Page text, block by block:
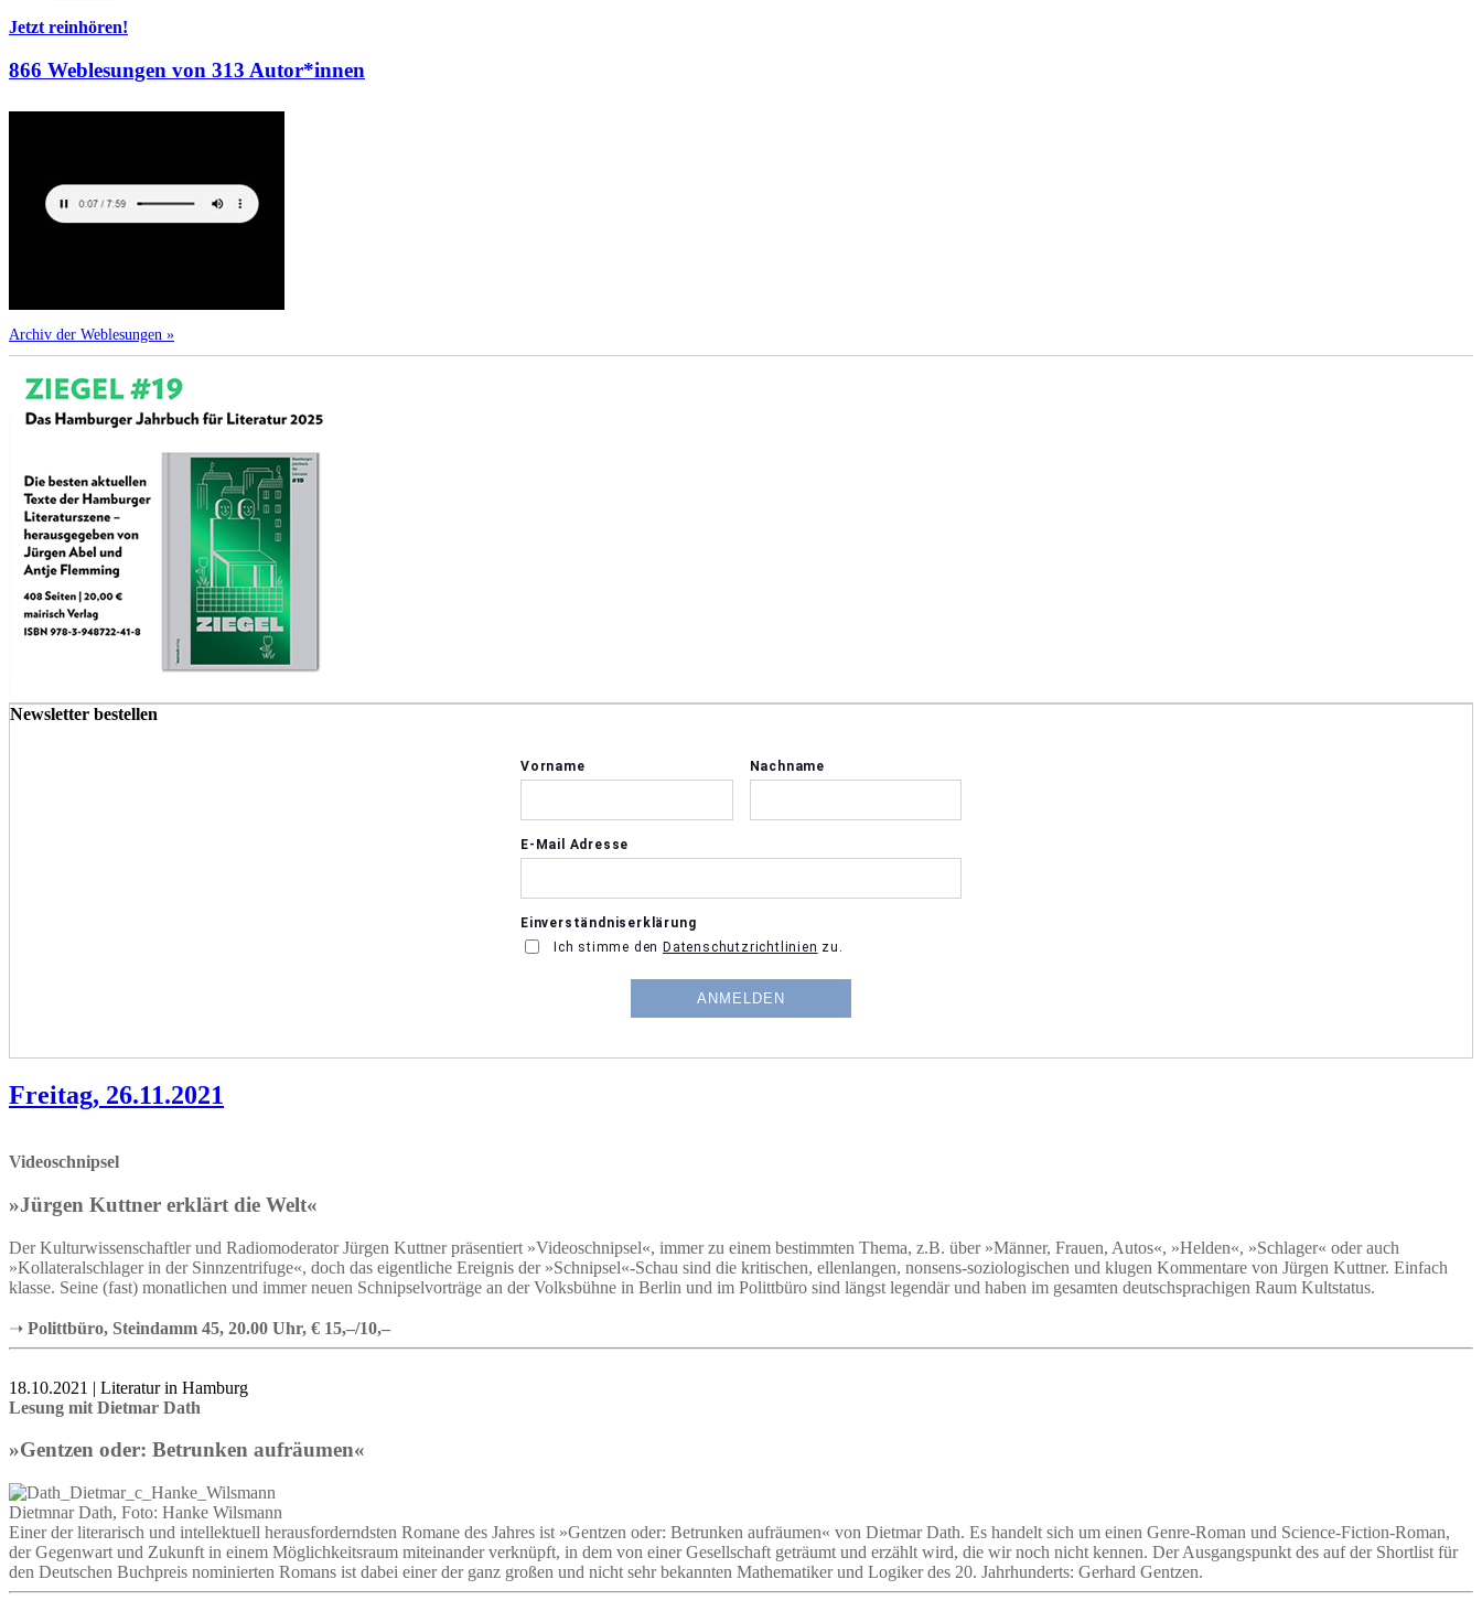
Jetzt reinhören!
866 Weblesungen von 313 Autor*innen
Archiv der Weblesungen »
Newsletter bestellen
Freitag, 26.11.2021
Videoschnipsel
»Jürgen Kuttner erklärt die Welt«
Der Kulturwissenschaftler und Radiomoderator Jürgen Kuttner präsentiert »Videoschnipsel«, immer zu einem bestimmten Thema, z.B. über »Männer, Frauen, Autos«, »Helden«, »Schlager« oder auch
»Kollateralschlager in der Sinnzentrifuge«, doch das eigentliche Ereignis der »Schnipsel«-Schau sind die kritischen, ellenlangen, nonsens-soziologischen und klugen Kommentare von Jürgen Kuttner. Einfach
klasse. Seine (fast) monatlichen und immer neuen Schnipselvorträge an der Volksbühne in Berlin und im Polittbüro sind längst legendär und haben im gesamten deutschsprachigen Raum Kultstatus.
➝ Polittbüro, Steindamm 45, 20.00 Uhr, € 15,–/10,–
18.10.2021 | Literatur in Hamburg
Lesung mit Dietmar Dath
»Gentzen oder: Betrunken aufräumen«
Dietmnar Dath, Foto: Hanke Wilsmann
Einer der literarisch und intellektuell herausforderndsten Romane des Jahres ist »Gentzen oder: Betrunken aufräumen« von Dietmar Dath. Es handelt sich um einen Genre-Roman und Science-Fiction-Roman,
der Gegenwart und Zukunft in einem Möglichkeitsraum miteinander verknüpft, in dem von einer Gesellschaft geträumt und erzählt wird, die wir noch nicht kennen. Der Ausgangspunkt des auf der Shortlist für
den Deutschen Buchpreis nominierten Romans ist dabei einer der ganz großen und nicht sehr bekannten Mathematiker und Logiker des 20. Jahrhunderts: Gerhard Gentzen.